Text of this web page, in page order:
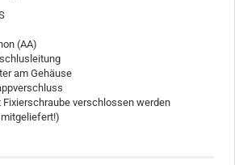
(AA)
am Gehäuse
verschlossen werden